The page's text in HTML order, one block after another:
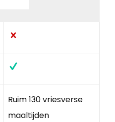
Ruim 130 vriesverse
maaltijden